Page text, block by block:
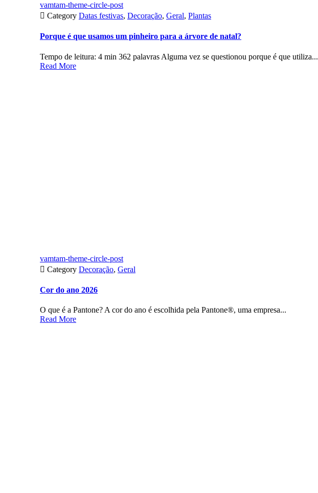
vamtam-theme-circle-post
 Category Datas festivas, Decoração, Geral, Plantas
Porque é que usamos um pinheiro para a árvore de natal?
Tempo de leitura: 4 min 362 palavras Alguma vez se questionou porque é que utiliza...
Read More
vamtam-theme-circle-post
 Category Decoração, Geral
Cor do ano 2026
O que é a Pantone? A cor do ano é escolhida pela Pantone®, uma empresa...
Read More